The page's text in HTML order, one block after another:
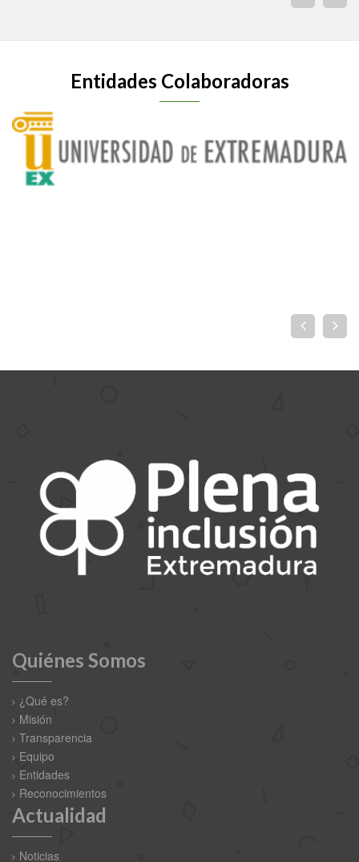
Entidades Colaboradoras
Quiénes Somos
¿Qué es?
Misión
Transparencia
Equipo
Entidades
Reconocimientos
Actualidad
Noticias